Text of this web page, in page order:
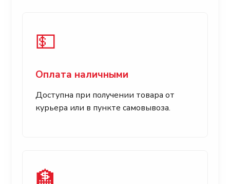
💵
Оплата наличными
Доступна при получении товара от
курьера или в пункте самовывоза.